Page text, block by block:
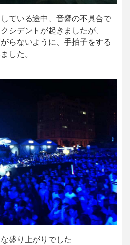
ている途中、音響の不具合で
シデントが起きましたが、
らないように、手拍子をする
した。
盛り上がりでした